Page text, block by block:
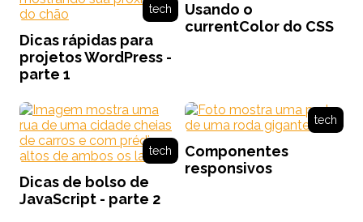
tech
Dicas rápidas para
projetos WordPress -
parte 1
Usando o
currentColor do CSS
tech
Dicas de bolso de
JavaScript - parte 2
tech
Componentes
responsivos